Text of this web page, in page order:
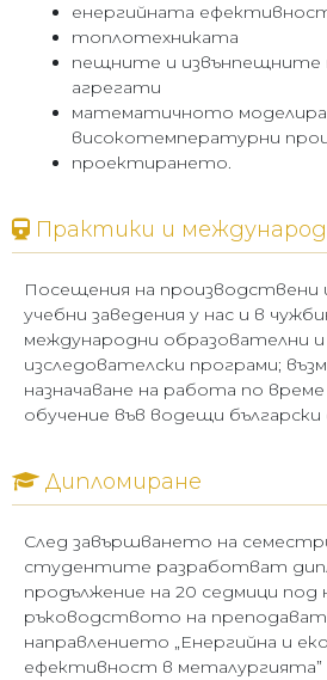
енергийната
топлотехниката
пещните и извънпещните
агрегати
математичното
високотемпературни
проектирането.
Практики и
Посещения на
учебни заведения у нас и в
международни образователни и
изследователски програми;
назначаване на работа по
обучение във водещи български
Дипломиране
След завършването на
студентите разработват
продължение на 20 седмици под
ръководството на
направлението „Енергийна и
ефективност в металургията”